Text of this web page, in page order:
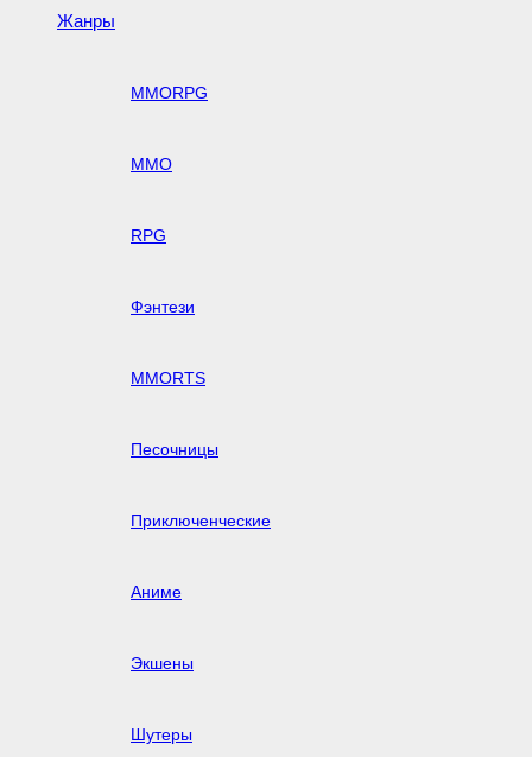
Жанры
MMORPG
MMO
RPG
Фэнтези
MMORTS
Песочницы
Приключенческие
Аниме
Экшены
Шутеры